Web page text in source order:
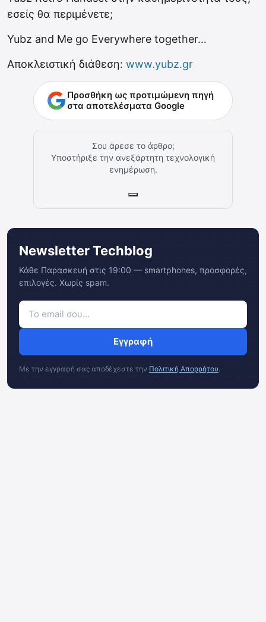
εσείς θα περιμένετε;
Yubz and Me go Everywhere together…
Αποκλειστική διάθεση: www.yubz.gr
Προσθήκη ως προτιμώμενη πηγή
στα αποτελέσματα Google
Σου άρεσε το άρθρο;
Υποστήριξε την ανεξάρτητη τεχνολογική
ενημέρωση.
Newsletter Techblog
Κάθε Παρασκευή στις 19:00 — smartphones, προσφορές,
επιλογές. Χωρίς spam.
Εγγραφή
Με την εγγραφή σας αποδέχεστε την Πολιτική Απορρήτου.